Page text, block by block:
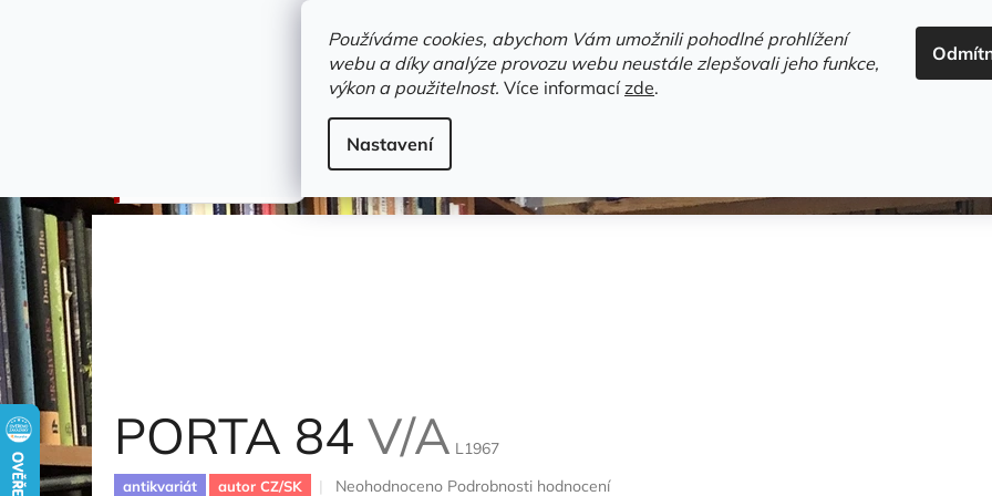
Používáme cookies, abychom Vám umožnili pohodlné prohlížení
webu a díky analýze provozu webu neustále zlepšovali jeho funkce,
výkon a použitelnost. Více informacízde.
Nastavení
HLEDAT
Novinky Trvalky a bestsellery
PORTA 84 V/A L1967
antikvariát autor CZ/SK
Průměrné
Neohodnoceno Podrobnosti hodnocení